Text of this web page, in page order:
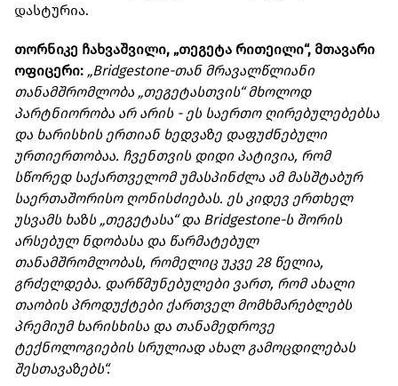
დასტურია.
თორნიკე ჩახვაშვილი, „თეგეტა რითეილი“, მთავარი
ოფიცერი: „Bridgestone-თან მრავალწლიანი
თანამშრომლობა „თეგეტასთვის“ მხოლოდ
პარტნიორობა არ არის - ეს საერთო ღირებულებებსა
და ხარისხის ერთიან ხედვაზე დაფუძნებული
ურთიერთობაა. ჩვენთვის დიდი პატივია, რომ
სწორედ საქართველომ უმასპინძლა ამ მასშტაბურ
საერთაშორისო ღონისძიებას. ეს კიდევ ერთხელ
უსვამს ხაზს „თეგეტასა“ და Bridgestone-ს შორის
არსებულ ნდობასა და წარმატებულ
თანამშრომლობას, რომელიც უკვე 28 წელია,
გრძელდება. დარწმუნებულები ვართ, რომ ახალი
თაობის პროდუქტები ქართველ მომხმარებლებს
პრემიუმ ხარისხისა და თანამედროვე
ტექნოლოგიების სრულიად ახალ გამოცდილებას
შესთავაზებს“.